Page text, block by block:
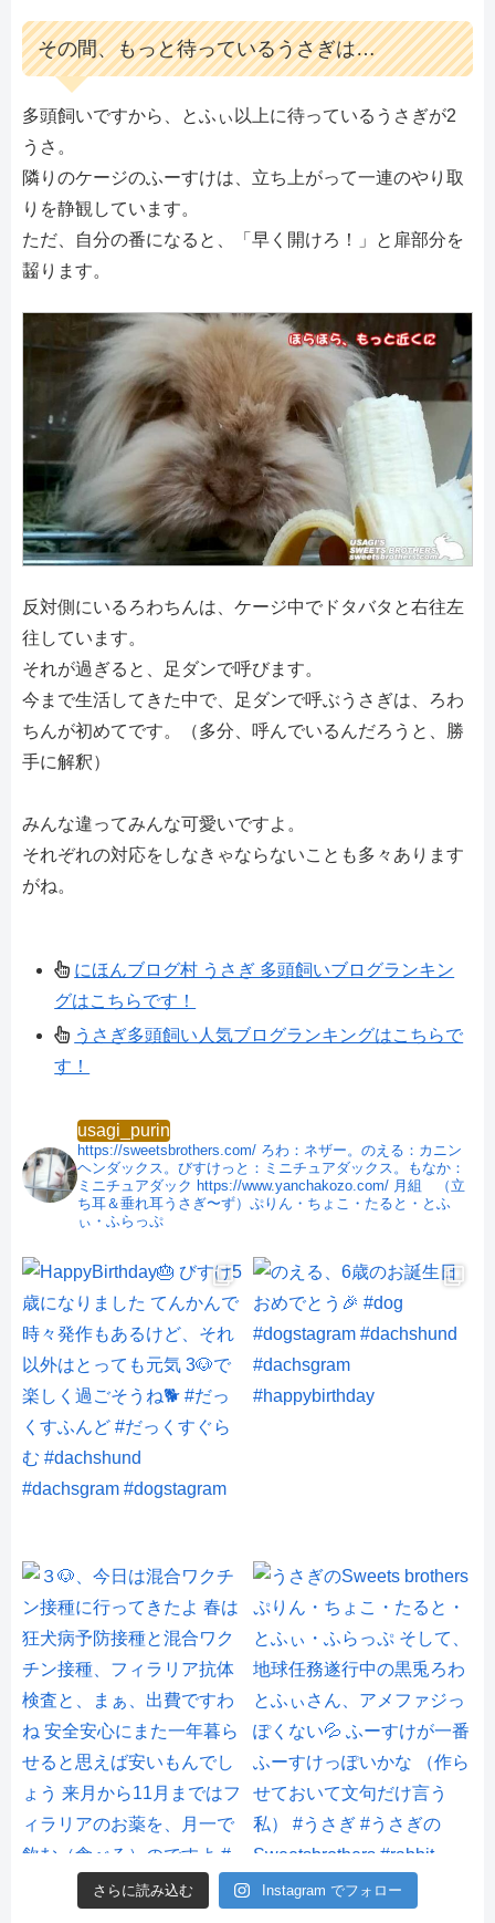
その間、もっと待っているうさぎは…
多頭飼いですから、とふぃ以上に待っているうさぎが2
うさ。
隣りのケージのふーすけは、立ち上がって一連のやり取
りを静観しています。
ただ、自分の番になると、「早く開けろ！」と扉部分を
齧ります。
反対側にいるろわちんは、ケージ中でドタバタと右往左
往しています。
それが過ぎると、足ダンで呼びます。
今まで生活してきた中で、足ダンで呼ぶうさぎは、ろわ
ちんが初めてです。（多分、呼んでいるんだろうと、勝
手に解釈）
みんな違ってみんな可愛いですよ。
それぞれの対応をしなきゃならないことも多々あります
がね。
にほんブログ村 うさぎ 多頭飼いブログランキン
グはこちらです！
うさぎ多頭飼い人気ブログランキングはこちらで
す！
usagi_purin
https://sweetsbrothers.com/ ろわ：ネザー。のえる：カニン
ヘンダックス。びすけっと：ミニチュアダックス。もなか：
ミニチュアダック https://www.yanchakozo.com/ 月組 （立
ち耳＆垂れ耳うさぎ〜ず）ぷりん・ちょこ・たると・とふ
ぃ・ふらっぷ
さらに読み込む Instagram でフォロー